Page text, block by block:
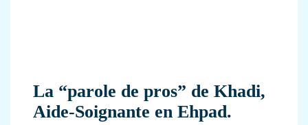
La “parole de pros” de Khadi,
Aide-Soignante en Ehpad.